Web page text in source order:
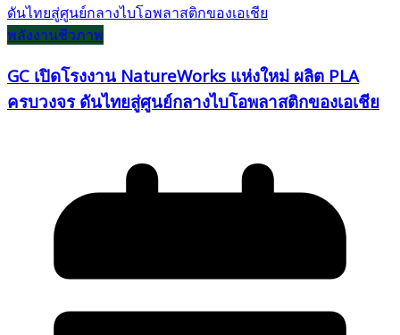
พลังงานชีวภาพ
GC เปิดโรงงาน NatureWorks แห่งใหม่ ผลิต PLA
ครบวงจร ดันไทยสู่ศูนย์กลางไบโอพลาสติกของเอเชีย